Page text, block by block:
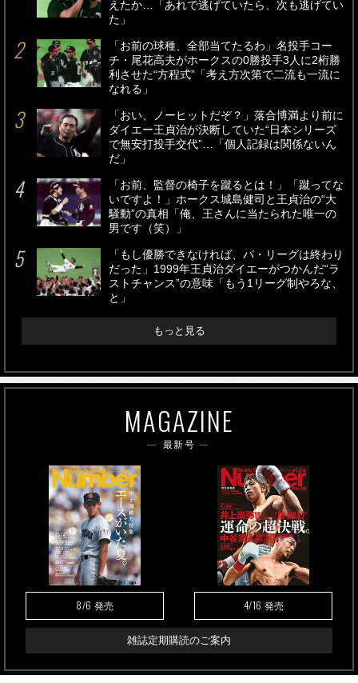
えたか…「あれで逃げていたら、次も逃げてい
た」
「お前の球種、全部当てたるわ」名投手コー
チ・尾花高夫がホークスの0勝投手3人に2桁勝
利させた“方程式”「考え方次第で二流も一流に
なれる」
「おい、ノーヒットだぞ？」落合博満より前に
ダイエー王貞治が決断していた“日本シリーズ
で無安打投手交代”…「個人記録は関係ないん
だ」
「お前、監督の椅子を蹴るとは！」「蹴ってな
いですよ！」ホークス城島健司と王貞治の“大
騒動”の真相「俺、王さんに当たられた唯一の
男です（笑）」
「もし優勝できなければ、パ・リーグは終わり
だった」1999年王貞治ダイエーがつかんだ“ラ
ストチャンス”の意味「もう1リーグ制やろな、
と」
もっと見る
MAGAZINE
最新号
8/6 発売 4/16 発売
雑誌定期購読のご案内